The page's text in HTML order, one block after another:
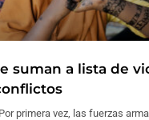
suman a lista de
primera vez, las fuerzas